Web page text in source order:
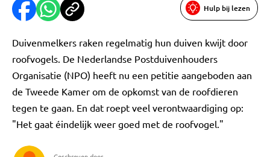
Hulp bij lezen
Duivenmelkers raken regelmatig hun duiven kwijt door
roofvogels. De Nederlandse Postduivenhouders
Organisatie (NPO) heeft nu een petitie aangeboden aan
de Tweede Kamer om de opkomst van de roofdieren
tegen te gaan. En dat roept veel verontwaardiging op:
"Het gaat éindelijk weer goed met de roofvogel."